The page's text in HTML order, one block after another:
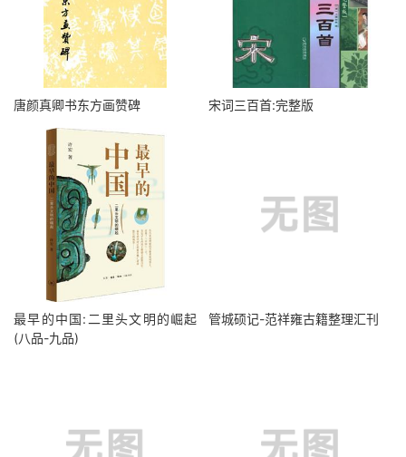
唐颜真卿书东方画赞碑 宋词三百首:完整版
最早的中国:二里头文明的崛起
(八品-九品)
管城硕记-范祥雍古籍整理汇刊